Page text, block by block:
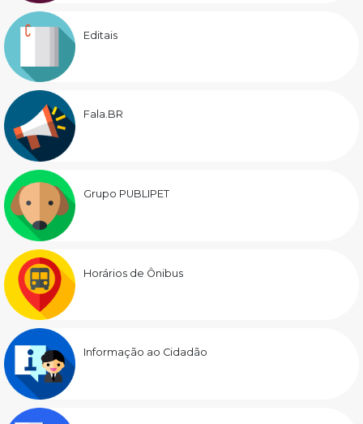
Editais
Fala.BR
Grupo PUBLIPET
Horários de Ônibus
Informação ao Cidadão